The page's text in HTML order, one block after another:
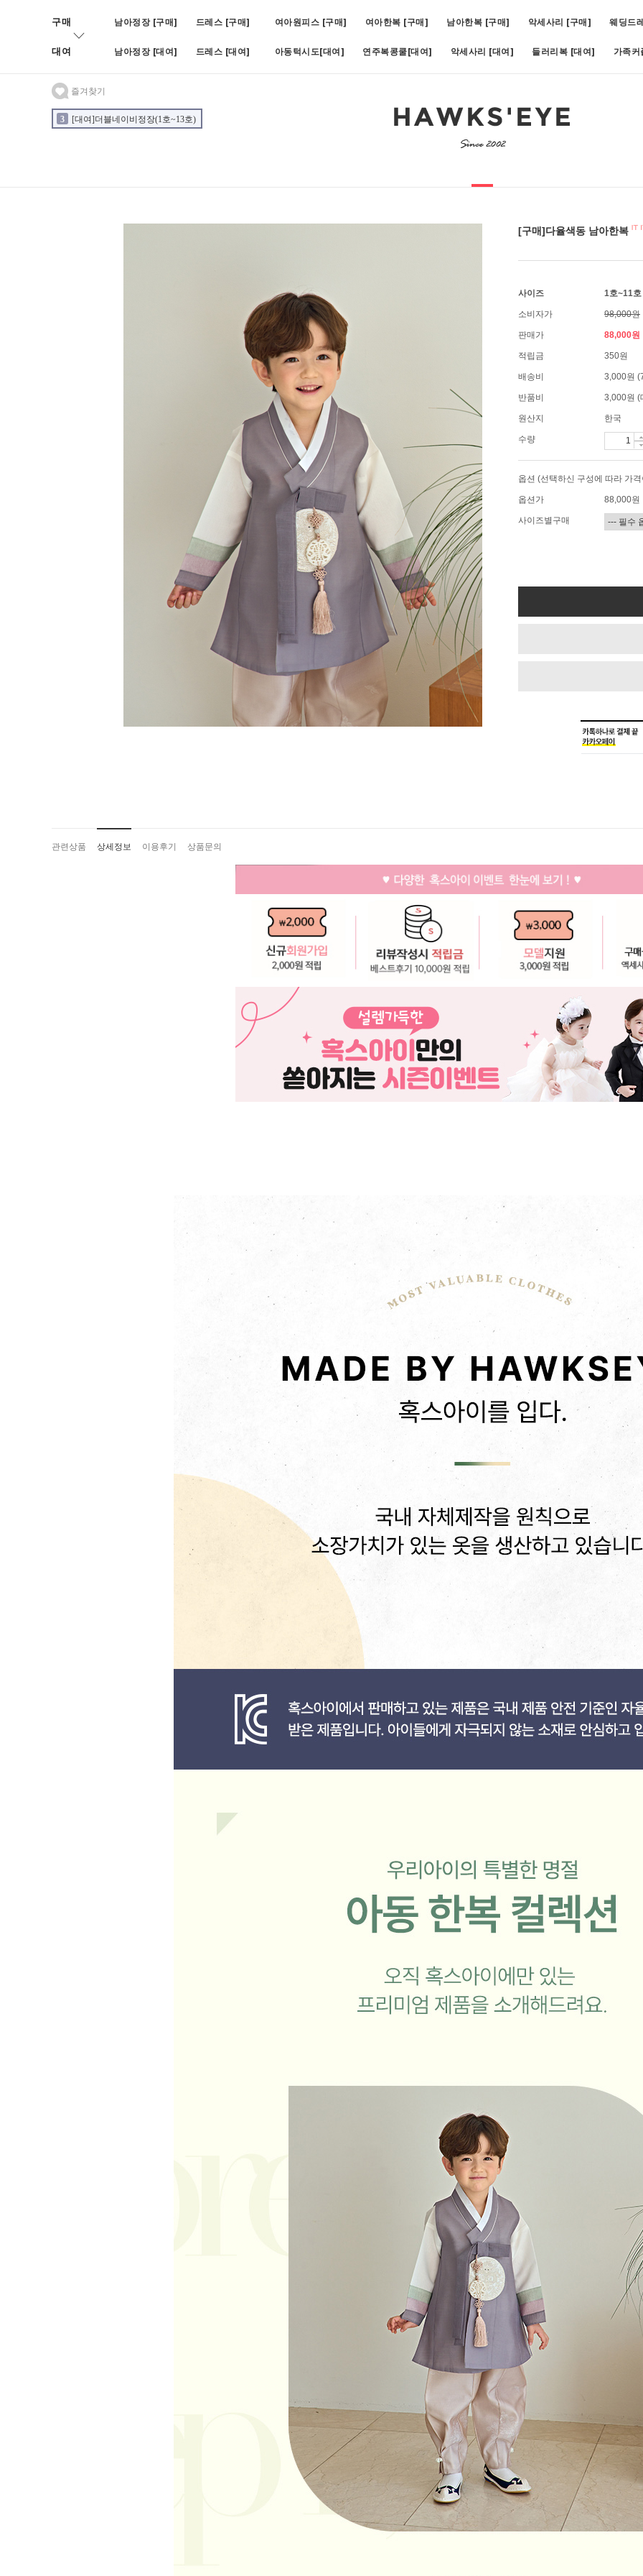
구매 남아정장 [구매] 드레스 [구매] 여아원피스 [구매] 여아한복 [구매] 남아한복 [구매] 악세사리 [구매] 웨딩드
대여 남아정장 [대여] 드레스 [대여] 아동턱시도[대여] 연주복콩쿨[대여] 악세사리 [대여] 들러리복 [대여] 가족
즐겨찾기
3 [대여]더블네이비정장(1호~13호) [대여]쥬비화이트(1호~11호) [대여]아스터슬림턱시도(1호
[구매]다율색동 남아한복
사이즈 1호~11호
소비자가 98,000원
판매가 88,000원
적립금 350원
배송비 3,000원
반품비 3,000원 (
원산지 한국
수량
옵션 (선택하신 구성에 따라 가
옵션가 88,000원
사이즈별구매
관련상품 상세정보 이용후기 상품문의